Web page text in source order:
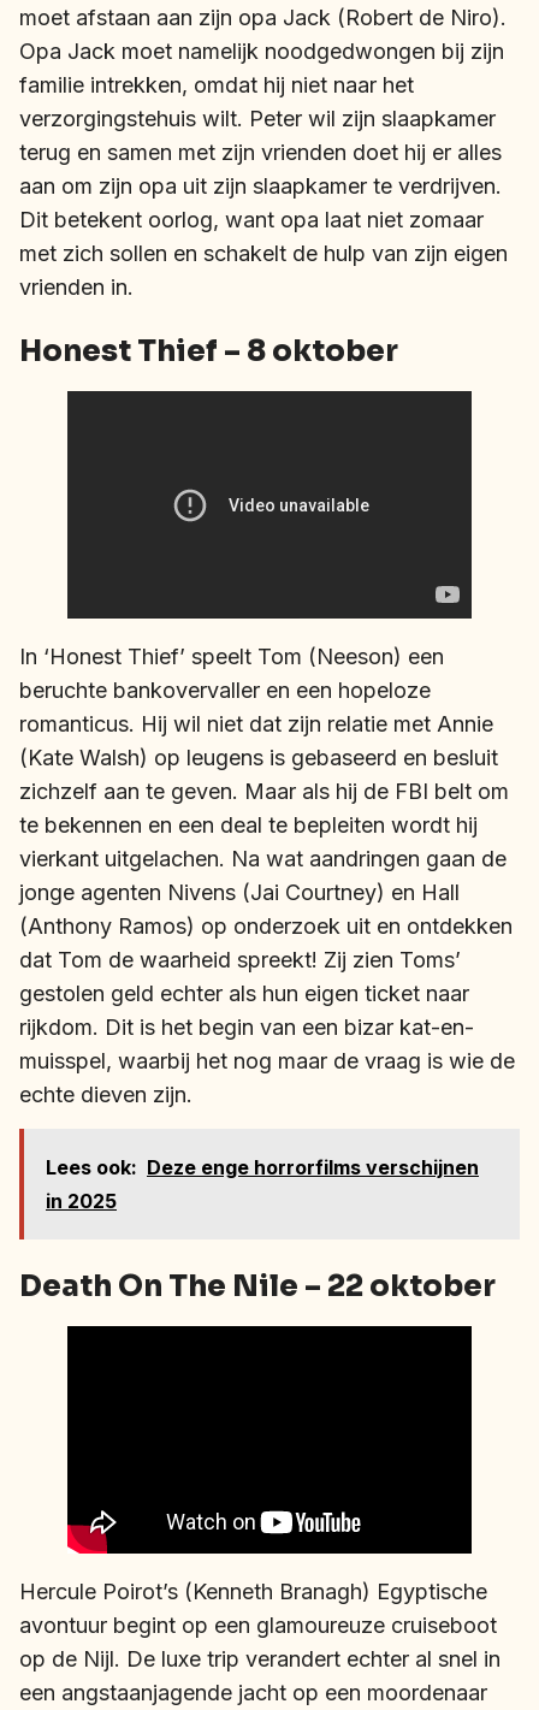
moet afstaan aan zijn opa Jack (Robert de Niro).
Opa Jack moet namelijk noodgedwongen bij zijn
familie intrekken, omdat hij niet naar het
verzorgingstehuis wilt. Peter wil zijn slaapkamer
terug en samen met zijn vrienden doet hij er alles
aan om zijn opa uit zijn slaapkamer te verdrijven.
Dit betekent oorlog, want opa laat niet zomaar
met zich sollen en schakelt de hulp van zijn eigen
vrienden in.
Honest Thief – 8 oktober
In ‘Honest Thief’ speelt Tom (Neeson) een
beruchte bankovervaller en een hopeloze
romanticus. Hij wil niet dat zijn relatie met Annie
(Kate Walsh) op leugens is gebaseerd en besluit
zichzelf aan te geven. Maar als hij de FBI belt om
te bekennen en een deal te bepleiten wordt hij
vierkant uitgelachen. Na wat aandringen gaan de
jonge agenten Nivens (Jai Courtney) en Hall
(Anthony Ramos) op onderzoek uit en ontdekken
dat Tom de waarheid spreekt! Zij zien Toms’
gestolen geld echter als hun eigen ticket naar
rijkdom. Dit is het begin van een bizar kat-en-
muisspel, waarbij het nog maar de vraag is wie de
echte dieven zijn.
Lees ook: Deze enge horrorfilms verschijnen
in 2025
Death On The Nile – 22 oktober
Hercule Poirot’s (Kenneth Branagh) Egyptische
avontuur begint op een glamoureuze cruiseboot
op de Nijl. De luxe trip verandert echter al snel in
een angstaanjagende jacht op een moordenaar